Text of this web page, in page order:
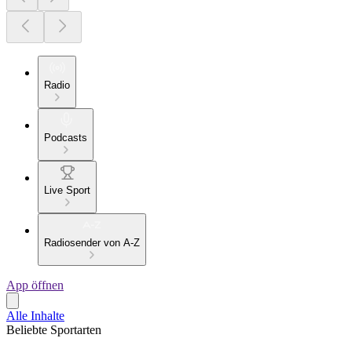
Radio
Podcasts
Live Sport
Radiosender von A-Z
App öffnen
Alle Inhalte
Beliebte Sportarten